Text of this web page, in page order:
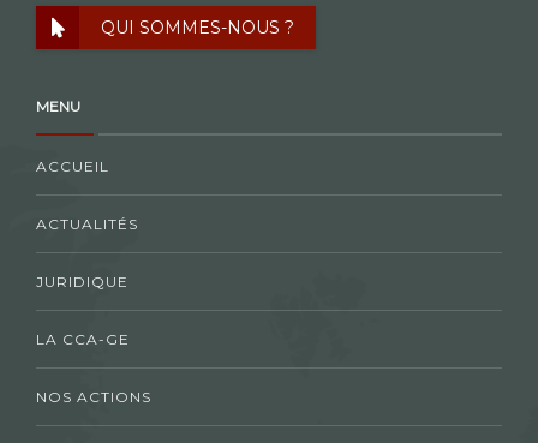
QUI SOMMES-NOUS ?
MENU
ACCUEIL
ACTUALITÉS
JURIDIQUE
LA CCA-GE
NOS ACTIONS